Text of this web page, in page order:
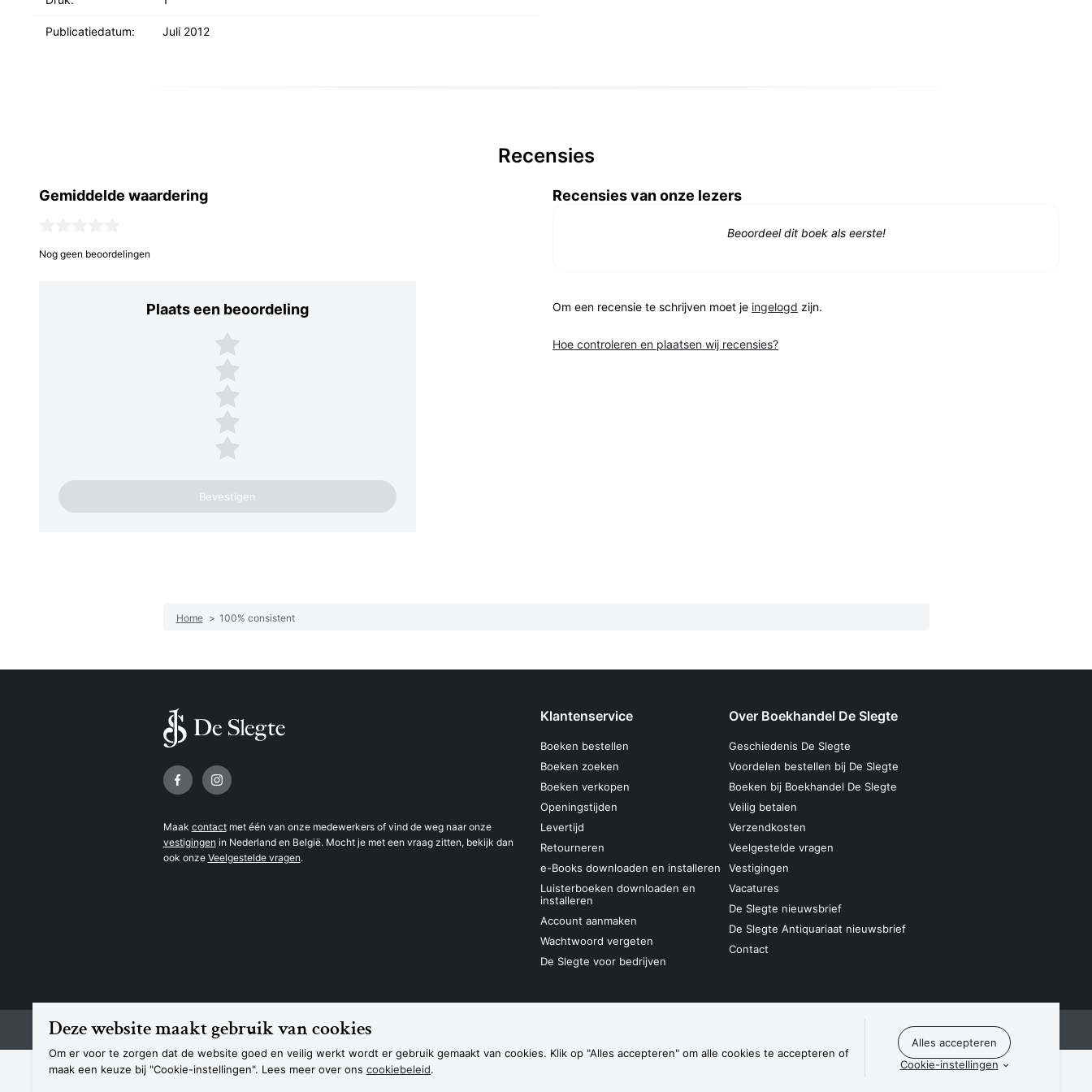
Deze website maakt gebruik van cookies
Om er voor te zorgen dat de website goed en veilig werkt wordt er gebruik gemaakt van cookies. Klik op "Alles accepteren" om alle cookies te accepteren of
maak een keuze bij "Cookie-instellingen". Lees meer over ons cookiebeleid. Cookie-instellingen
Publicatiedatum: Juli 2012
Recensies
Gemiddelde waardering
Nog geen beoordelingen
Plaats een beoordeling
Plaats een beoordeling
5 sterren
4 sterren
3 sterren
2 sterren
1 ster
Recensies van onze lezers
Beoordeel dit boek als eerste!
Om een recensie te schrijven moet je ingelogd zijn.
Hoe controleren en plaatsen wij recensies?
Home > 100% consistent
Volg ons op
Maak contactmet één van onze medewerkers of vind de weg naar onze
vestigingen in Nederland en België. Mocht je met een vraag zitten, bekijk dan
ook onze Veelgestelde vragen.
Klantenservice
Boeken bestellen
Boeken zoeken
Boeken verkopen
Openingstijden
Levertijd
Retourneren
e-Books downloaden en installeren
Luisterboeken downloaden en
installeren
Account aanmaken
Wachtwoord vergeten
De Slegte voor bedrijven
Over Boekhandel De Slegte
Geschiedenis De Slegte
Voordelen bestellen bij De Slegte
Boeken bij Boekhandel De Slegte
Veilig betalen
Verzendkosten
Veelgestelde vragen
Vestigingen
Vacatures
De Slegte nieuwsbrief
De Slegte Antiquariaat nieuwsbrief
Contact
Navigatie
Contact
© 2026 Boekhandel De Slegte